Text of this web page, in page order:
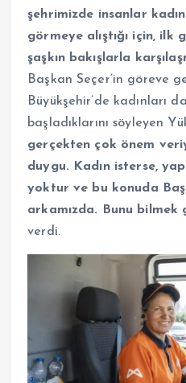
şehrimizde insanlar
görmeye alıştığı için,
şaşkın bakışlarla
Başkan Seçer’in göreve
Büyükşehir’de kadınları
başladıklarını söyleyen
gerçekten çok önem
duygu. Kadın isterse,
yoktur ve bu konuda
arkamızda. Bunu bilmek
verdi.